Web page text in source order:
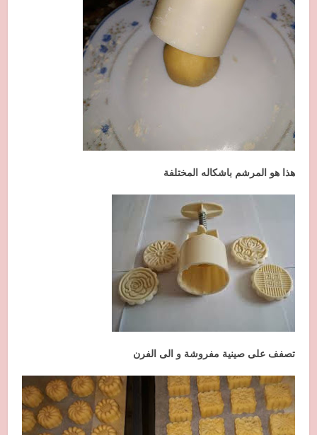
هذا هو المرشم باشكاله المختلفة
تصفف على صينية مفروشة و الى الفرن